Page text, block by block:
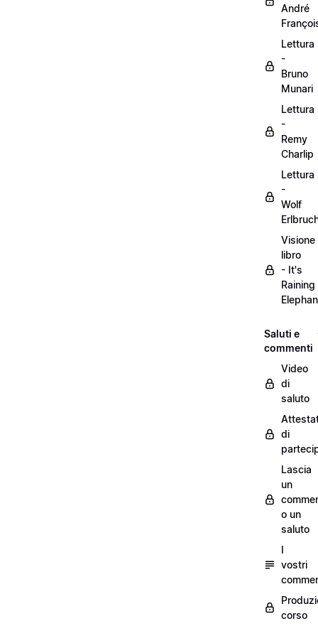
André
Lettura
-
Bruno
Munari
Lettura
-
Remy
Charlip
Lettura
-
Wolf
Visione
libro
- It's
Raining
Saluti e
commenti
Video
di
saluto
di
Lascia
un
o un
saluto
I
vostri
corso